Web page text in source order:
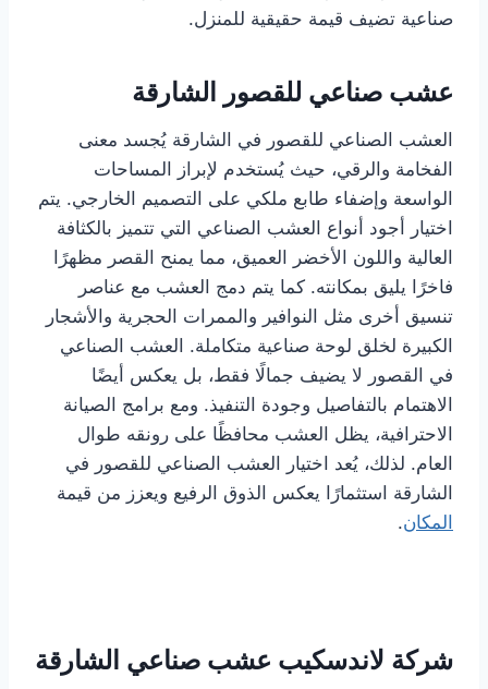
صناعية تضيف قيمة حقيقية للمنزل.
عشب صناعي للقصور الشارقة
العشب الصناعي للقصور في الشارقة يُجسد معنى
الفخامة والرقي، حيث يُستخدم لإبراز المساحات
الواسعة وإضفاء طابع ملكي على التصميم الخارجي. يتم
اختيار أجود أنواع العشب الصناعي التي تتميز بالكثافة
العالية واللون الأخضر العميق، مما يمنح القصر مظهرًا
فاخرًا يليق بمكانته. كما يتم دمج العشب مع عناصر
تنسيق أخرى مثل النوافير والممرات الحجرية والأشجار
الكبيرة لخلق لوحة صناعية متكاملة. العشب الصناعي
في القصور لا يضيف جمالًا فقط، بل يعكس أيضًا
الاهتمام بالتفاصيل وجودة التنفيذ. ومع برامج الصيانة
الاحترافية، يظل العشب محافظًا على رونقه طوال
العام. لذلك، يُعد اختيار العشب الصناعي للقصور في
الشارقة استثمارًا يعكس الذوق الرفيع ويعزز من قيمة
المكان.
شركة لاندسكيب عشب صناعي الشارقة